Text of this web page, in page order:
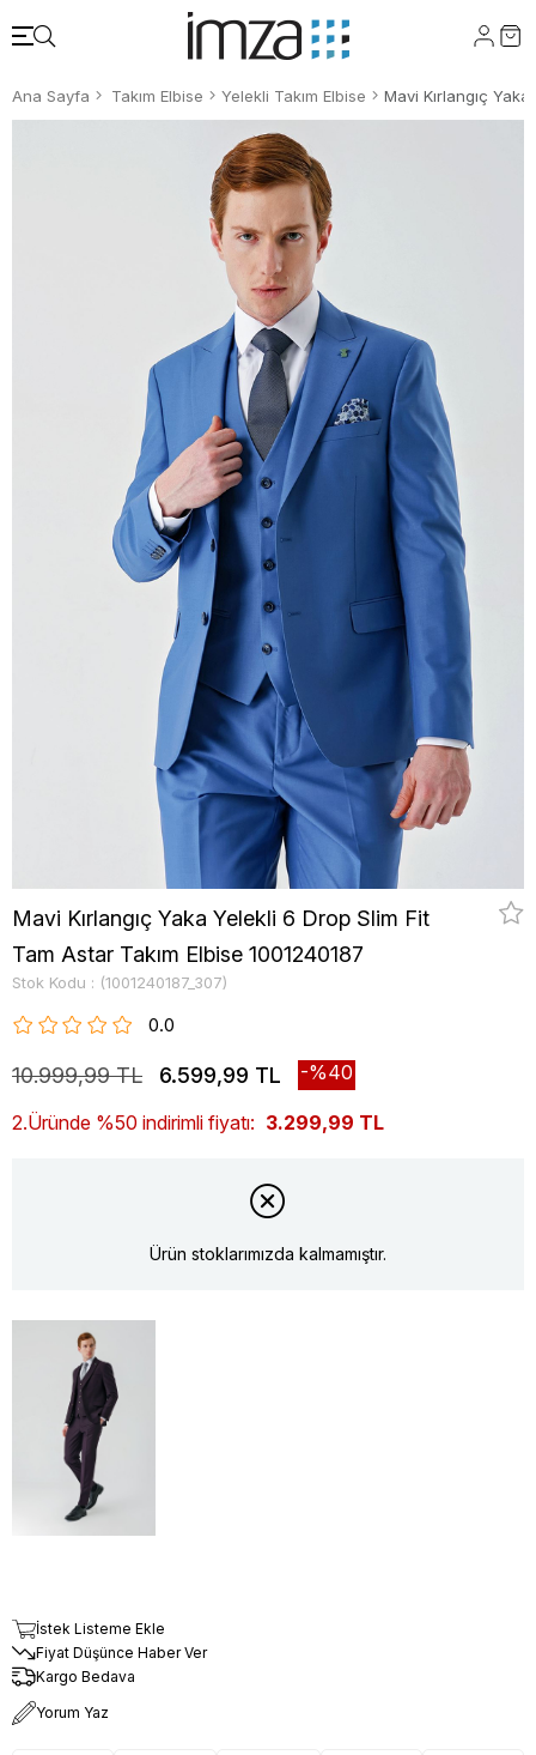
Ana Sayfa Takım Elbise Yelekli Takım Elbise
Mavi Kırlangıç Yaka Yelekli 6 Drop Slim Fit
Tam Astar Takım Elbise 1001240187
Stok Kodu (1001240187_307)
0.0
10.999,99 TL 6.599,99 TL 40
2.Üründe %50 indirimli fiyatı: 3.299,99 TL
Ürün stoklarımızda kalmamıştır.
İstek Listeme Ekle
Fiyat Düşünce Haber Ver
Kargo Bedava
Yorum Yaz